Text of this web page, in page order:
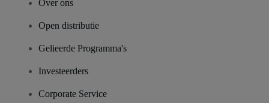
Over ons
Open distributie
Gelieerde Programma's
Investeerders
Corporate Service